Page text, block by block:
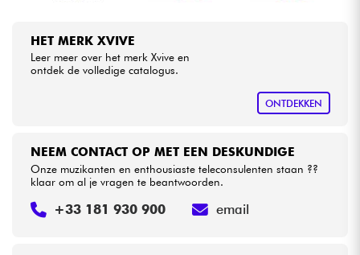
Bekijk onze merken
HET MERK XVIVE
Leer meer over het merk Xvive en
ontdek de volledige catalogus.
ONTDEKKEN
NEEM CONTACT OP MET EEN DESKUNDIGE
Onze muzikanten en enthousiaste teleconsulenten staan ??
klaar om al je vragen te beantwoorden.
+33 181 930 900 email